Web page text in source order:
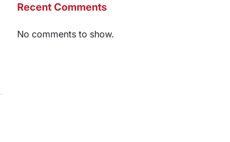
Recent Comments
No comments to show.